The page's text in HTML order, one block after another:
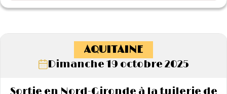
AQUITAINE
Dimanche 19 octobre 2025
Sortie en Nord-Gironde à la tuilerie de